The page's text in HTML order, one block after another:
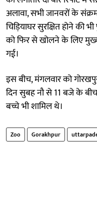
अलावा, सभी जानवरों के
चिड़ियाघर सुरक्षित होने की
को फिर से खोलने के लिए
गई।
इस बीच, मंगलवार को
दिन सुबह नौ से 11 बजे के
बच्चे भी शामिल थे।
Zoo Gorakhpur